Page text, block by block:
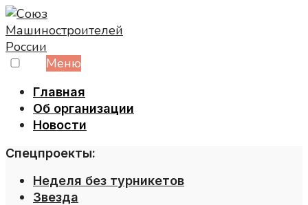
Skip
to
content
Меню
Главная
Об организации
Новости
Спецпроекты:
Неделя без турникетов
Звезда